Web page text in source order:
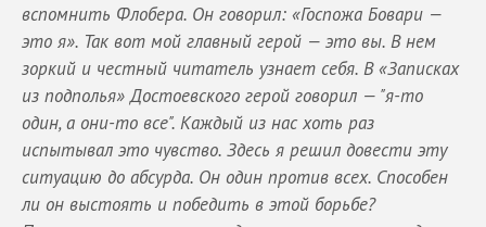
вспомнить Флобера. Он говорил: «Госпожа Бовари —
это я». Так вот мой главный герой — это вы. В нем
зоркий и честный читатель узнает себя. В «Записках
из подполья» Достоевского герой говорил — "я-то
один, а они-то все". Каждый из нас хоть раз
испытывал это чувство. Здесь я решил довести эту
ситуацию до абсурда. Он один против всех. Способен
ли он выстоять и победить в этой борьбе?